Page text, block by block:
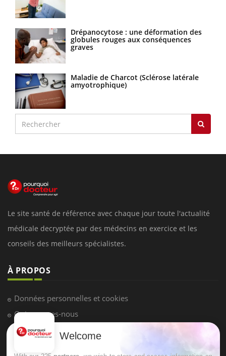
Drépanocytose : une déformation des
globules rouges aux conséquences
graves
Maladie de Charcot (Sclérose latérale
amyotrophique)
Le site santé de référence avec chaque jour toute l'actualité
médicale decryptée par des médecins en exercice et les
conseils des meilleurs spécialistes.
À PROPOS
Données personnelles et cookies
Qui sommes-nous
Conditions d'utilisation
Welcome